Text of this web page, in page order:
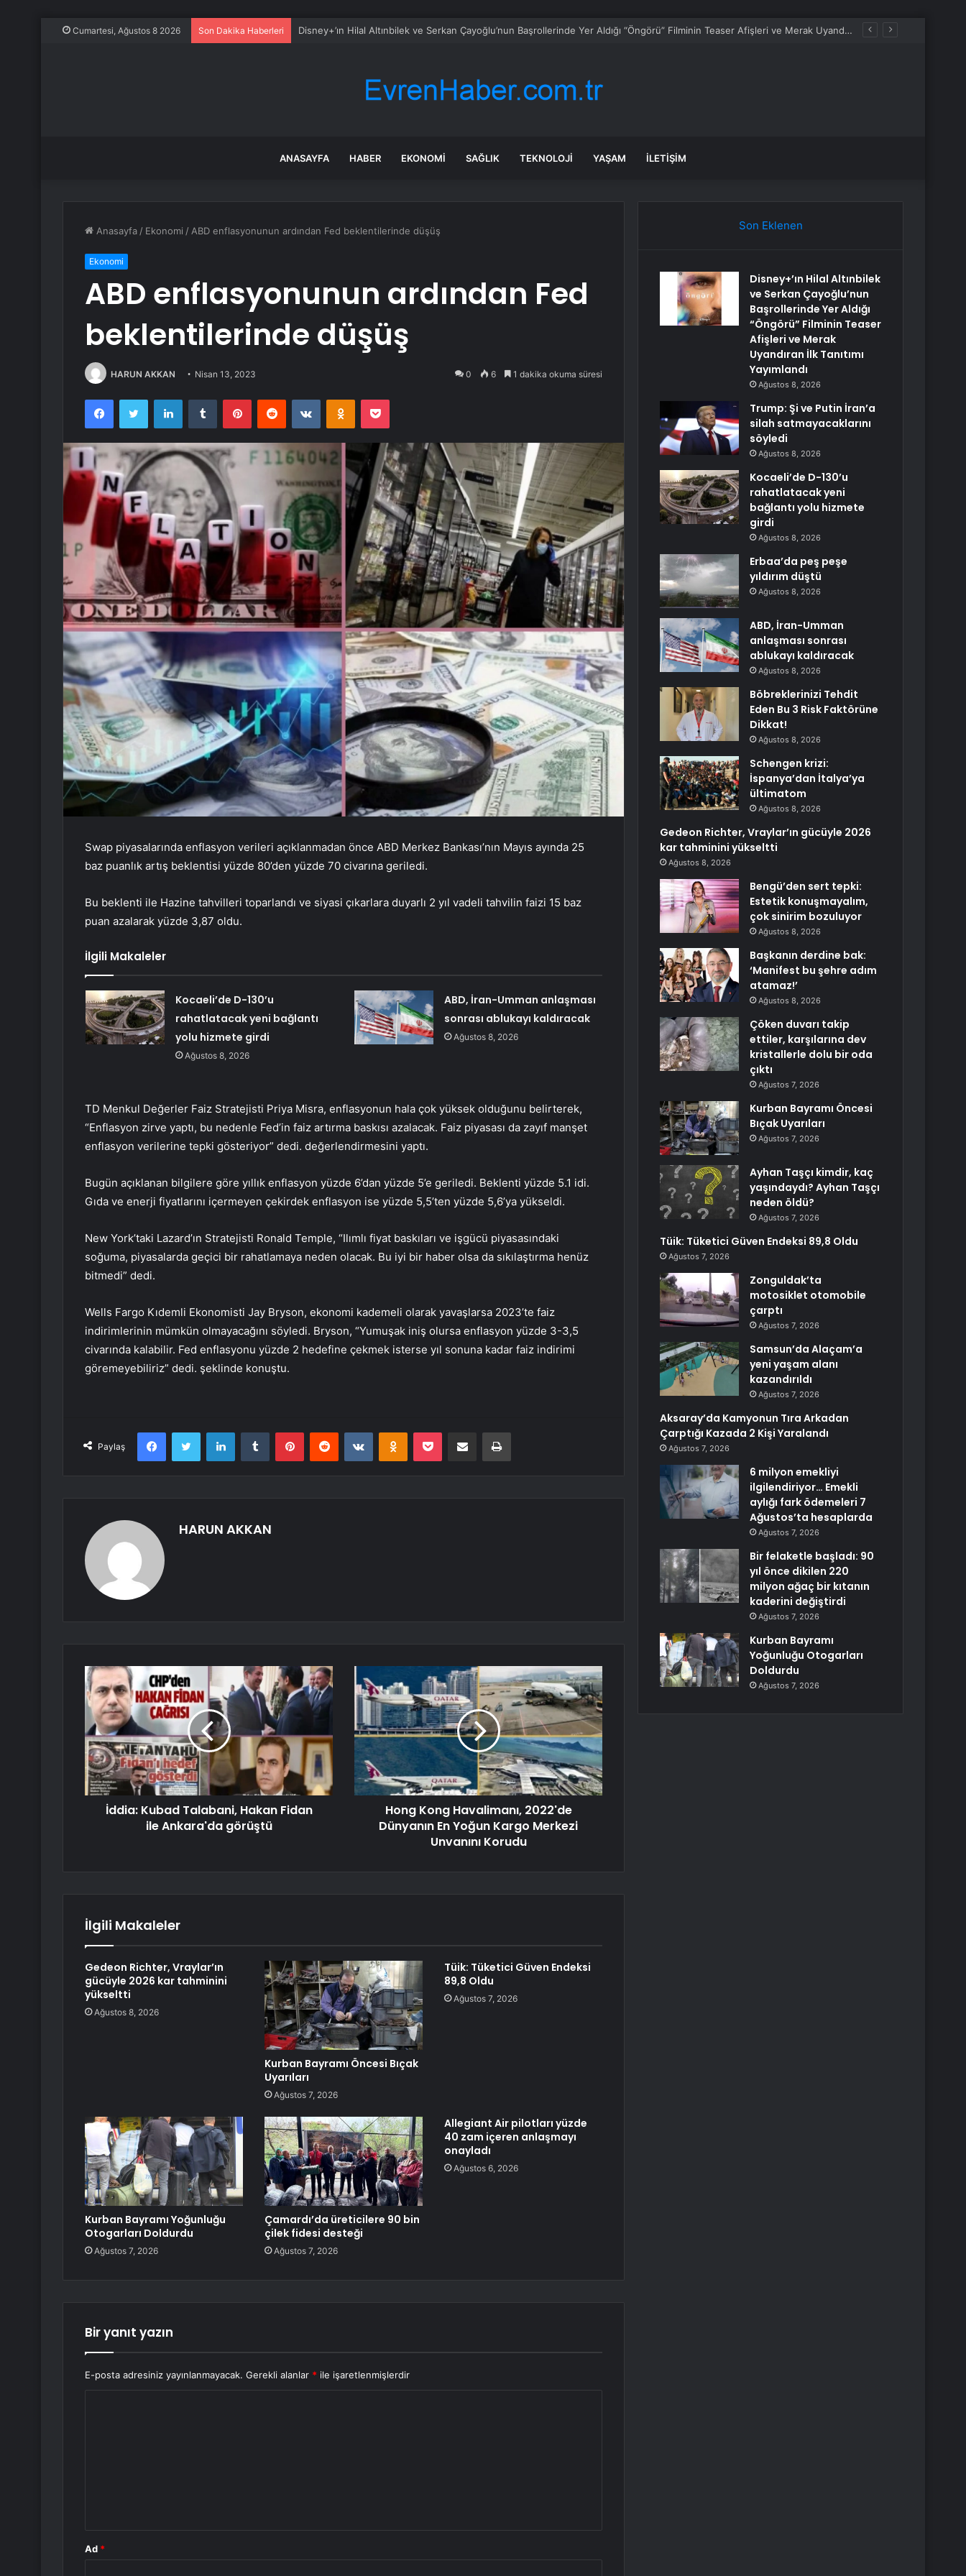
Cumartesi, Ağustos 8 2026 Son Dakika Haberleri Disney+’ın Hilal Altınbilek ve Serkan Çayoğlu’nun Başrollerinde Yer Aldığı “Öngörü” Filminin Teaser Afişleri ve Merak Uyandıran İlk Tanıtımı Yayımlandı
ANASAYFA HABER EKONOMI SAĞLIK TEKNOLOJI YAŞAM İLETIŞIM
Anasayfa / Ekonomi / ABD enflasyonunun ardından Fed beklentilerinde düşüş
Ekonomi
ABD enflasyonunun ardından Fed
beklentilerinde düşüş
HARUN AKKAN Nisan 13, 2023 0 6 1 dakika okuma süresi
FacebookTwitter LinkedInTumblr PinterestReddit VKontakteOdnoklassniki
Pocket
Swap piyasalarında enflasyon verileri açıklanmadan önce ABD Merkez Bankası’nın Mayıs ayında 25
baz puanlık artış beklentisi yüzde 80’den yüzde 70 civarına geriledi.
Bu beklenti ile Hazine tahvilleri toparlandı ve siyasi çıkarlara duyarlı 2 yıl vadeli tahvilin faizi 15 baz
puan azalarak yüzde 3,87 oldu.
İlgili Makaleler
Kocaeli’de D-130’u
rahatlatacak yeni bağlantı
yolu hizmete girdi
Ağustos 8, 2026
ABD, İran-Umman anlaşması
sonrası ablukayı kaldıracak
Ağustos 8, 2026
TD Menkul Değerler Faiz Stratejisti Priya Misra, enflasyonun hala çok yüksek olduğunu belirterek,
“Enflasyon zirve yaptı, bu nedenle Fed’in faiz artırma baskısı azalacak. Faiz piyasası da zayıf manşet
enflasyon verilerine tepki gösteriyor” dedi. değerlendirmesini yaptı.
Bugün açıklanan bilgilere göre yıllık enflasyon yüzde 6’dan yüzde 5’e geriledi. Beklenti yüzde 5.1 idi.
Gıda ve enerji fiyatlarını içermeyen çekirdek enflasyon ise yüzde 5,5’ten yüzde 5,6’ya yükseldi.
New York’taki Lazard’ın Stratejisti Ronald Temple, “Ilımlı fiyat baskıları ve işgücü piyasasındaki
soğuma, piyasalarda geçici bir rahatlamaya neden olacak. Bu iyi bir haber olsa da sıkılaştırma henüz
bitmedi” dedi.
Wells Fargo Kıdemli Ekonomisti Jay Bryson, ekonomi kademeli olarak yavaşlarsa 2023’te faiz
indirimlerinin mümkün olmayacağını söyledi. Bryson, “Yumuşak iniş olursa enflasyon yüzde 3-3,5
civarında kalabilir. Fed enflasyonu yüzde 2 hedefine çekmek isterse yıl sonuna kadar faiz indirimi
göremeyebiliriz” dedi. şeklinde konuştu.
Paylaş
FacebookTwitter LinkedInTumblr PinterestReddit VKontakteOdnoklassniki
Pocket E-Posta ile paylaş Yazdır
HARUN AKKAN
İddia: Kubad Talabani, Hakan Fidan
ile Ankara'da görüştü
Hong Kong Havalimanı, 2022'de
Dünyanın En Yoğun Kargo Merkezi
Unvanını Korudu
İlgili Makaleler
Gedeon Richter, Vraylar’ın
gücüyle 2026 kar tahminini
yükseltti
Ağustos 8, 2026
Kurban Bayramı Öncesi Bıçak
Uyarıları
Ağustos 7, 2026
Tüik: Tüketici Güven Endeksi
89,8 Oldu
Ağustos 7, 2026
Kurban Bayramı Yoğunluğu
Otogarları Doldurdu
Ağustos 7, 2026
Çamardı’da üreticilere 90 bin
çilek fidesi desteği
Ağustos 7, 2026
Allegiant Air pilotları yüzde
40 zam içeren anlaşmayı
onayladı
Ağustos 6, 2026
Bir yanıt yazın
E-posta adresiniz yayınlanmayacak. Gerekli alanlar * ile işaretlenmişlerdir
Ad *
Son Eklenen
Disney+’ın Hilal Altınbilek
ve Serkan Çayoğlu’nun
Başrollerinde Yer Aldığı
“Öngörü” Filminin Teaser
Afişleri ve Merak
Uyandıran İlk Tanıtımı
Yayımlandı
Ağustos 8, 2026
Trump: Şi ve Putin İran’a
silah satmayacaklarını
söyledi
Ağustos 8, 2026
Kocaeli’de D-130’u
rahatlatacak yeni
bağlantı yolu hizmete
girdi
Ağustos 8, 2026
Erbaa’da peş peşe
yıldırım düştü
Ağustos 8, 2026
ABD, İran-Umman
anlaşması sonrası
ablukayı kaldıracak
Ağustos 8, 2026
Böbreklerinizi Tehdit
Eden Bu 3 Risk Faktörüne
Dikkat!
Ağustos 8, 2026
Schengen krizi:
İspanya’dan İtalya’ya
ültimatom
Ağustos 8, 2026
Gedeon Richter, Vraylar’ın gücüyle 2026
kar tahminini yükseltti
Ağustos 8, 2026
Bengü’den sert tepki:
Estetik konuşmayalım,
çok sinirim bozuluyor
Ağustos 8, 2026
Başkanın derdine bak:
‘Manifest bu şehre adım
atamaz!’
Ağustos 8, 2026
Çöken duvarı takip
ettiler, karşılarına dev
kristallerle dolu bir oda
çıktı
Ağustos 7, 2026
Kurban Bayramı Öncesi
Bıçak Uyarıları
Ağustos 7, 2026
Ayhan Taşçı kimdir, kaç
yaşındaydı? Ayhan Taşçı
neden öldü?
Ağustos 7, 2026
Tüik: Tüketici Güven Endeksi 89,8 Oldu
Ağustos 7, 2026
Zonguldak’ta
motosiklet otomobile
çarptı
Ağustos 7, 2026
Samsun’da Alaçam’a
yeni yaşam alanı
kazandırıldı
Ağustos 7, 2026
Aksaray’da Kamyonun Tıra Arkadan
Çarptığı Kazada 2 Kişi Yaralandı
Ağustos 7, 2026
6 milyon emekliyi
ilgilendiriyor… Emekli
aylığı fark ödemeleri 7
Ağustos’ta hesaplarda
Ağustos 7, 2026
Bir felaketle başladı: 90
yıl önce dikilen 220
milyon ağaç bir kıtanın
kaderini değiştirdi
Ağustos 7, 2026
Kurban Bayramı
Yoğunluğu Otogarları
Doldurdu
Ağustos 7, 2026